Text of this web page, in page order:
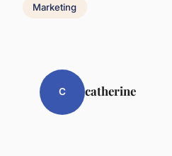
Marketing
C catherine